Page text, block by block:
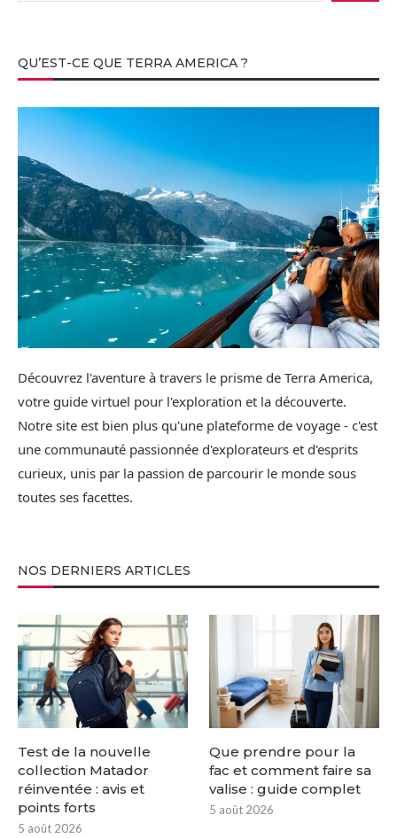
QU’EST-CE QUE TERRA AMERICA ?
Découvrez l'aventure à travers le prisme de Terra America,
votre guide virtuel pour l'exploration et la découverte.
Notre site est bien plus qu'une plateforme de voyage - c'est
une communauté passionnée d'explorateurs et d'esprits
curieux, unis par la passion de parcourir le monde sous
toutes ses facettes.
NOS DERNIERS ARTICLES
Test de la nouvelle
collection Matador
réinventée : avis et
points forts
5 août 2026
Que prendre pour la
fac et comment faire sa
valise : guide complet
5 août 2026